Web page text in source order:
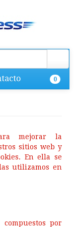
0
mejorar la
sitios web y
En ella se
utilizamos en
compuestos por